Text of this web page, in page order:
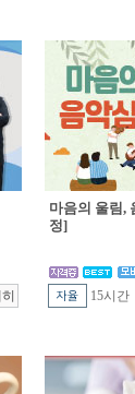
마음의 울림,
정]
15시간